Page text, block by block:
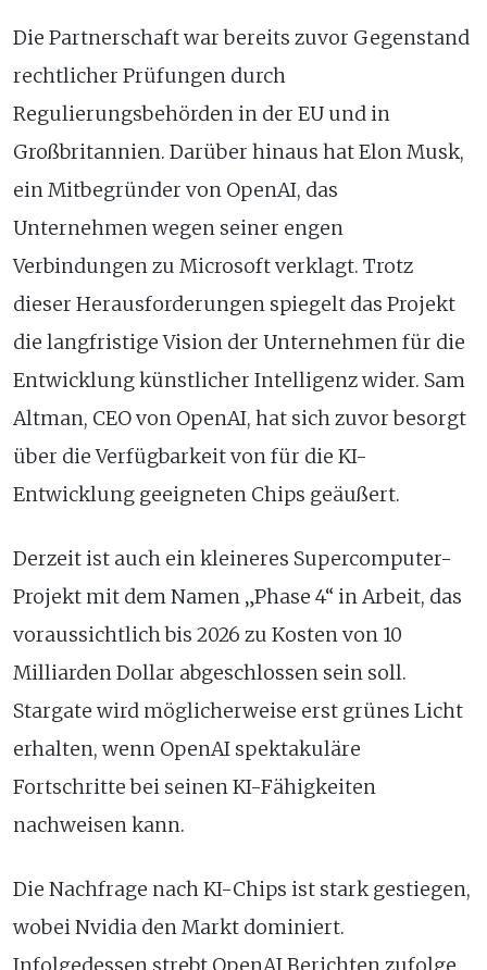
Die Partnerschaft war bereits zuvor Gegenstand
rechtlicher Prüfungen durch
Regulierungsbehörden in der EU und in
Großbritannien. Darüber hinaus hat Elon Musk,
ein Mitbegründer von OpenAI, das
Unternehmen wegen seiner engen
Verbindungen zu Microsoft verklagt. Trotz
dieser Herausforderungen spiegelt das Projekt
die langfristige Vision der Unternehmen für die
Entwicklung künstlicher Intelligenz wider. Sam
Altman, CEO von OpenAI, hat sich zuvor besorgt
über die Verfügbarkeit von für die KI-
Entwicklung geeigneten Chips geäußert.
Derzeit ist auch ein kleineres Supercomputer-
Projekt mit dem Namen „Phase 4“ in Arbeit, das
voraussichtlich bis 2026 zu Kosten von 10
Milliarden Dollar abgeschlossen sein soll.
Stargate wird möglicherweise erst grünes Licht
erhalten, wenn OpenAI spektakuläre
Fortschritte bei seinen KI-Fähigkeiten
nachweisen kann.
Die Nachfrage nach KI-Chips ist stark gestiegen,
wobei Nvidia den Markt dominiert.
Infolgedessen strebt OpenAI Berichten zufolge